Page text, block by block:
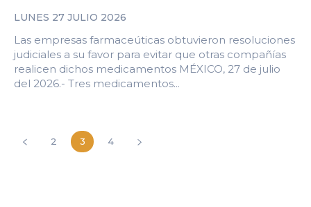
LUNES 27 JULIO 2026
Las empresas farmaceúticas obtuvieron resoluciones
judiciales a su favor para evitar que otras compañías
realicen dichos medicamentos MÉXICO, 27 de julio
del 2026.- Tres medicamentos...
2 3 4